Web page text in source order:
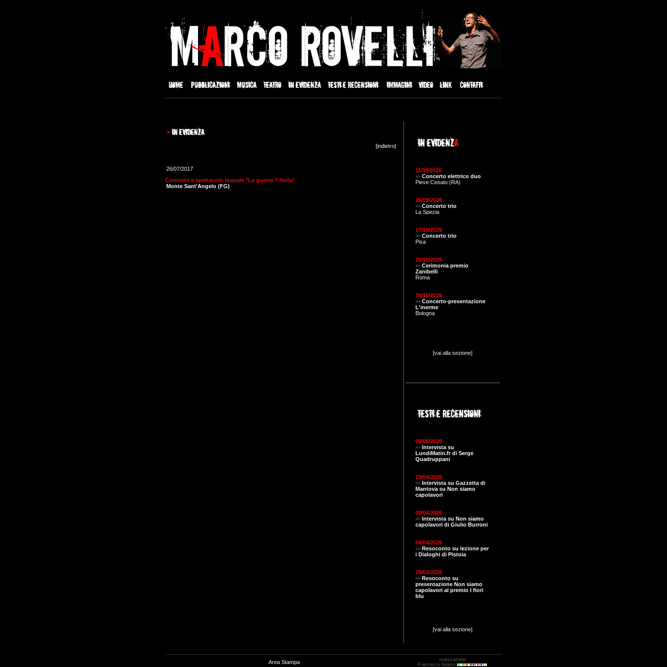
[indietro]
26/07/2017
Concerto e spettacolo teatrale "La guerra ? finita"
Monte Sant'Angelo (FG)
11/09/2026
>> Concerto elettrico duo
Pieve Cesato (RA)
25/09/2026
>> Concerto trio
La Spezia
17/10/2026
>> Concerto trio
Pisa
20/10/2026
>> Cerimonia premio
Zanibelli
Roma
30/10/2026
>> Concerto-presentazione
L'inerme
Bologna
[vai alla sezione]
09/06/2026
>> Intervista su
LundiMatin.fr di Serge
Quadruppani
23/04/2026
>> Intervista su Gazzetta di
Mantova su Non siamo
capolavori
09/04/2026
>> Intervista su Non siamo
capolavori di Giulio Burroni
04/04/2026
>> Resoconto su lezione per
i Dialoghi di Pistoia
29/03/2026
>> Resoconto su
presentazione Non siamo
capolavori al premio I fiori
blu
[vai alla sezione]
Area Stampa
realizzazione
Francesco Adamo